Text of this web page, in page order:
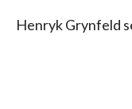
Henryk Grynfeld